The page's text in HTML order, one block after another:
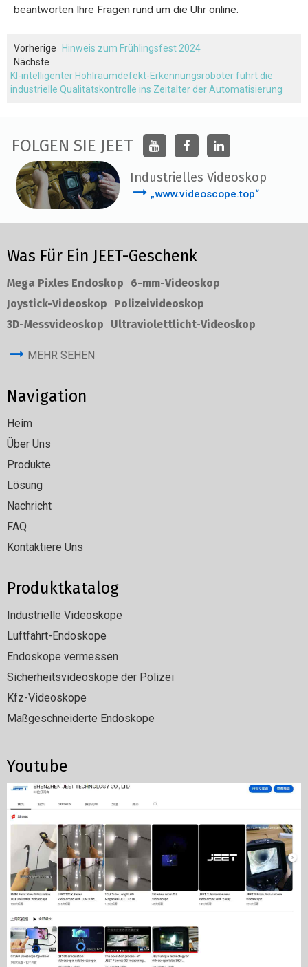
beantworten Ihre Fragen rund um die Uhr online.
Vorherige
Hinweis zum Frühlingsfest 2024
Nächste
KI-intelligenter Hohlraumdefekt-Erkennungsroboter führt die
industrielle Qualitätskontrolle ins Zeitalter der Automatisierung
FOLGEN SIE JEET
Industrielles Videoskop
„www.videoscope.top“
Was Für Ein JEET-Geschenk
Mega Pixles Endoskop
6-mm-Videoskop
Joystick-Videoskop
Polizeivideoskop
3D-Messvideoskop
Ultraviolettlicht-Videoskop
MEHR SEHEN
Navigation
Heim
Über Uns
Produkte
Lösung
Nachricht
FAQ
Kontaktiere Uns
Produktkatalog
Industrielle Videoskope
Luftfahrt-Endoskope
Endoskope vermessen
Sicherheitsvideoskope der Polizei
Kfz-Videoskope
Maßgeschneiderte Endoskope
Youtube